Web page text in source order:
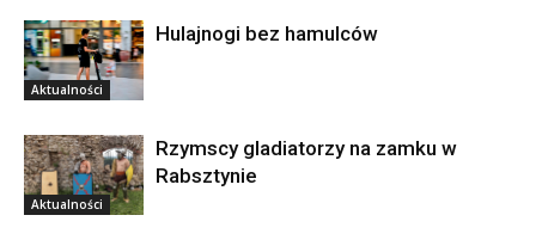
Aktualności
Hulajnogi bez hamulców
Aktualności
Rzymscy gladiatorzy na zamku w
Rabsztynie